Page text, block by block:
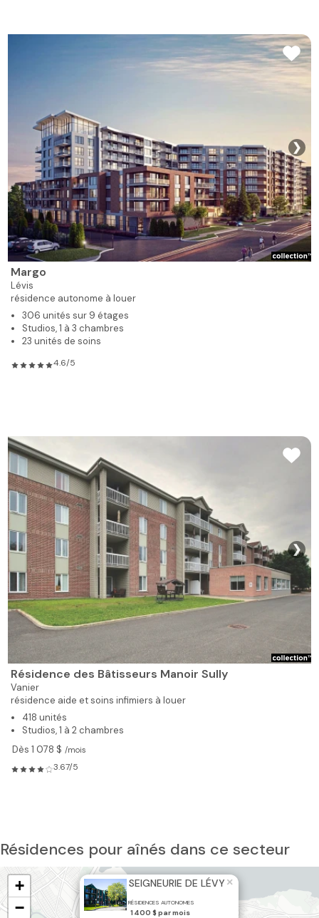
❯
Margo
Lévis
résidence autonome à louer
306 unités sur 9 étages
Studios, 1 à 3 chambres
23 unités de soins
4.6/5
❯
Résidence des Bâtisseurs Manoir Sully
Vanier
résidence aide et soins infimiers à louer
418 unités
Studios, 1 à 2 chambres
Dès 1 078 $ /mois
3.67/5
Résidences pour aînés dans ce secteur
SEIGNEURIE DE LÉVY
RÉSIDENCES AUTONOMES
1 400 $ par mois
×
+
−